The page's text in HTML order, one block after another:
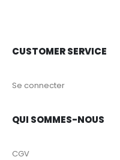
CUSTOMER SERVICE
Se connecter
QUI SOMMES-NOUS
CGV